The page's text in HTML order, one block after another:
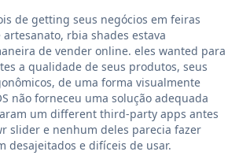
de getting seus negócios em feiras
rbia shades estava
de vender online. eles wanted para
a qualidade de seus produtos, seus
de uma forma visualmente
não forneceu uma solução adequada
um different third-party apps antes
slider e nenhum deles parecia fazer
desajeitados e difíceis de usar.